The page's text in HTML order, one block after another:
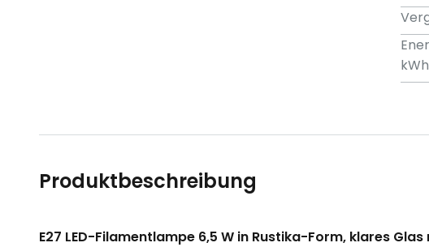
Produktbeschreibung
E27 LED-Filamentlampe 6,5 W in Rustika-Form, klares